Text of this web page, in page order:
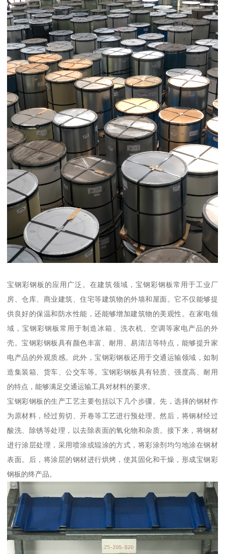
宝钢彩钢板的应用广泛。在建筑领域，宝钢彩钢板常用于工业厂
房、仓库、商业建筑、住宅等建筑物的外墙和屋面。它不仅能够提
供良好的保温和防水性能，还能够增加建筑物的美观性。在家电领
域，宝钢彩钢板常用于制造冰箱、洗衣机、空调等家电产品的外
壳。宝钢彩钢板具有颜色丰富、耐用、易清洁等特点，能够提升家
电产品的外观质感。此外，宝钢彩钢板还用于交通运输领域，如制
造集装箱、货车、公交车等。宝钢彩钢板具有轻质、强度高、耐用
的特点，能够满足交通运输工具对材料的要求。
宝钢彩钢板的生产工艺主要包括以下几个步骤。先，选择的钢材作
为原材料，经过剪切、开卷等工艺进行预处理。然后，将钢材经过
酸洗、除锈等处理，以去除表面的氧化物和杂质。接下来，将钢材
进行涂层处理，采用喷涂或辊涂的方式，将彩涂剂均匀地涂在钢材
表面。后，将涂层的钢材进行烘烤，使其固化和干燥，形成宝钢彩
钢板的终产品。